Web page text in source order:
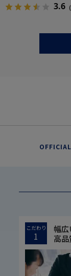
3.6
こだわり
1
幅
高